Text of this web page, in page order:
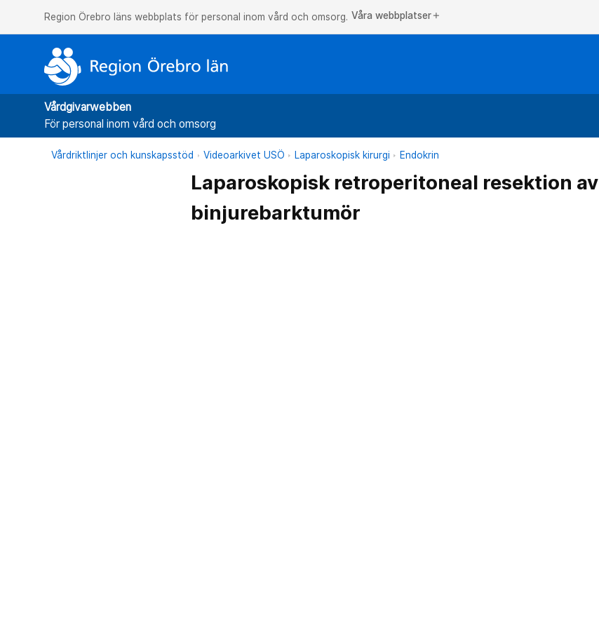
Region Örebro läns webbplats för personal inom vård och omsorg. Våra webbplatser add
Vårdgivarwebben
För personal inom vård och omsorg
Vårdriktlinjer och kunskapsstöd Videoarkivet USÖ Laparoskopisk kirurgi Endokrin
Laparoskopisk retroperitoneal resektion av
binjurebarktumör